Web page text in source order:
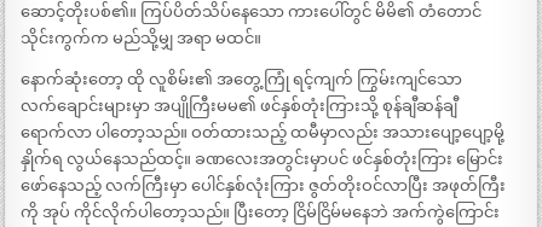
ဆောင့်တိုးပစ်၏။ ကြပ်ပိတ်သိပ်နေသော ကားပေါ်တွင် မိမိ၏ တံတောင်
သိုင်းကွက်က မည်သို့မျှ အရာ မထင်။
နောက်ဆုံးတော့ ထို လူစိမ်း၏ အတွေ့ကြုံ ရင့်ကျက် ကြွမ်းကျင်သော
လက်ချောင်းများမှာ အပျိုကြီးမမ၏ ဖင်နှစ်တုံးကြားသို့ စုန်ချီဆန်ချီ
ရောက်လာ ပါတော့သည်။ ဝတ်ထားသည့် ထမီမှာလည်း အသားပျော့ပျော့မို့
နှိုက်ရ လွယ်နေသည်ထင့်။ ခဏလေးအတွင်းမှာပင် ဖင်နှစ်တုံးကြား မြောင်း
ဖော်နေသည့် လက်ကြီးမှာ ပေါင်နှစ်လုံးကြား ဇွတ်တိုးဝင်လာပြီး အဖုတ်ကြီး
ကို အုပ် ကိုင်လိုက်ပါတော့သည်။ ပြီးတော့ ငြိမ်ငြိမ်မနေဘဲ အက်ကွဲကြောင်း